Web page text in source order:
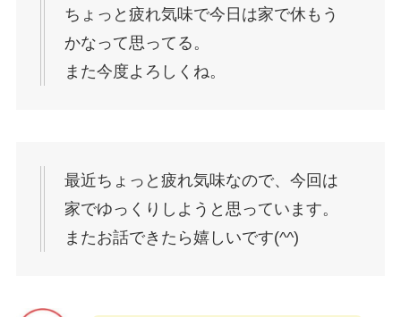
ちょっと疲れ気味で今日は家で休もう
かなって思ってる。
また今度よろしくね。
最近ちょっと疲れ気味なので、今回は
家でゆっくりしようと思っています。
またお話できたら嬉しいです(^^)